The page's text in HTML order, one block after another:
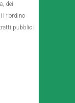
dei
il riordino
pubblici